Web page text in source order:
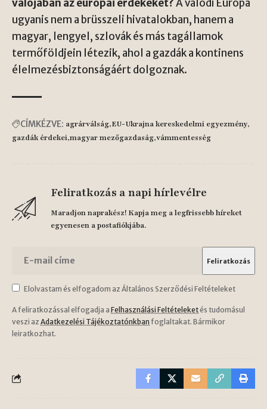
valójában az európai érdekeket?A valódi Európa
ugyanis nem a brüsszeli hivatalokban, hanem a
magyar, lengyel, szlovák és más tagállamok
termőföldjein létezik, ahol a gazdák a kontinens
élelmezésbiztonságáért dolgoznak.
CÍMKÉZVE: agrárválság EU-Ukrajna kereskedelmi egyezmény
gazdák érdekei magyar mezőgazdaság vámmentesség
Feliratkozás a napi hírlevélre
Maradjon naprakész! Kapja meg a legfrissebb híreket
egyenesen a postafiókjába.
Elolvastam és elfogadom az Általános Szerződési Feltételeket
A feliratkozással elfogadja a Felhasználási Feltételeketés tudomásul
veszi az Adatkezelési Tájékoztatónkban foglaltakat. Bármikor
leiratkozhat.